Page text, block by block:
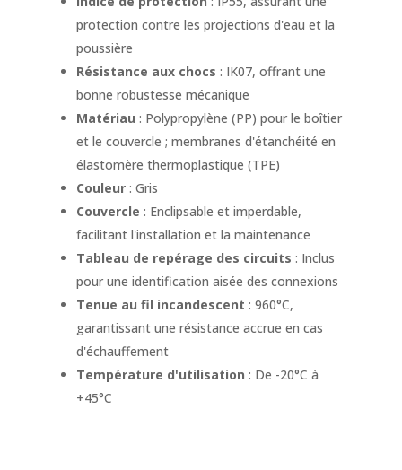
protection contre les projections d'eau et la
poussière
Résistance aux chocs : IK07, offrant une
bonne robustesse mécanique
Matériau : Polypropylène (PP) pour le boîtier
et le couvercle ; membranes d'étanchéité en
élastomère thermoplastique (TPE)
Couleur : Gris
Couvercle : Enclipsable et imperdable,
facilitant l'installation et la maintenance
Tableau de repérage des circuits : Inclus
pour une identification aisée des connexions
Tenue au fil incandescent : 960°C,
garantissant une résistance accrue en cas
d'échauffement
Température d'utilisation : De -20°C à
+45°C